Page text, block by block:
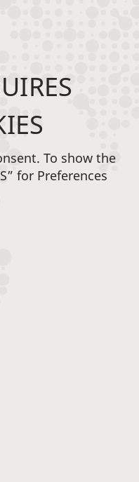
To show the
for Preferences